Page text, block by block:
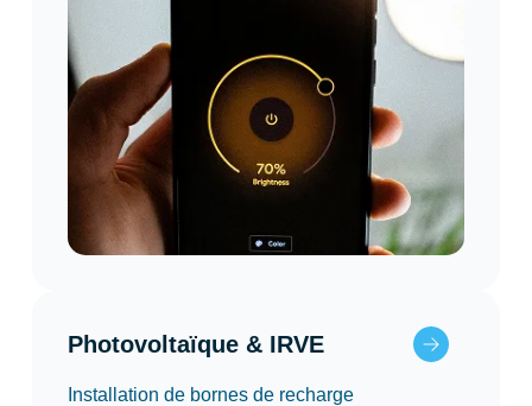
Photovoltaïque & IRVE
Installation de bornes de recharge